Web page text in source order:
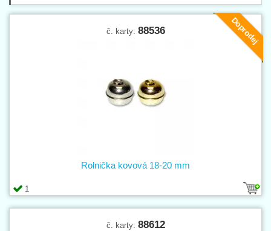
Doprodej
č. karty: 88536
1
Rolnička kovová 18-20 mm
č. karty: 88612